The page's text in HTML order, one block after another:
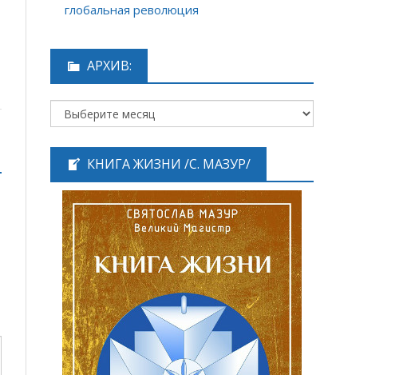
глобальная революция
АРХИВ:
КНИГА ЖИЗНИ /С. МАЗУР/